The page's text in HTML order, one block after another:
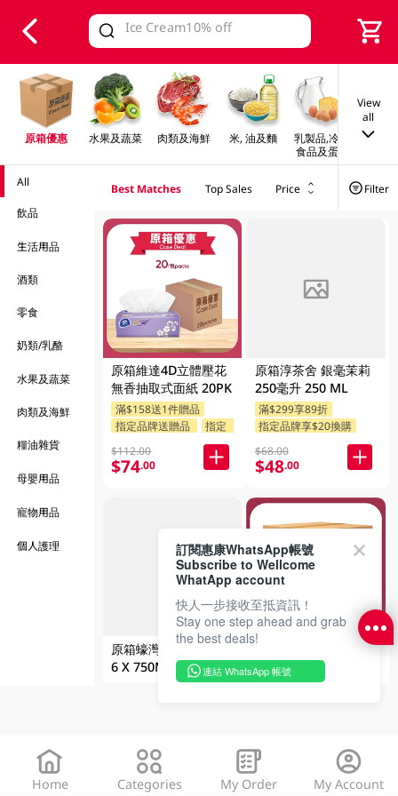
Valid Until 30 June 2026
原箱優惠 水果及蔬菜 肉類及海鮮 米, 油及麵
乳製品,冷凍
食品及蛋類
早餐
View
all
All
飲品
生活用品
酒類
零食
奶類/乳酪
水果及蔬菜
肉類及海鮮
糧油雜貨
母嬰用品
寵物用品
個人護理
Best Matches Top Sales Price Filter
原箱維達4D立體壓花
無香抽取式面紙 20PK
滿$158送1件贈品
指定品牌送贈品
指定分類送贈品
$112.00
$74.00
FAILED
原箱蠔灣蘇維翁白酒
6 X 750ML
FAILED
原箱淳茶舍 銀毫茉莉
250毫升 250 ML
滿$299享89折
指定品牌享$20換購
$68.00
$48.00
原箱生力4罐大罐裝清
啤24 x 500ML (新舊
Home Categories My Order My Account
訂閱惠康WhatsApp帳號
Subscribe to Wellcome
WhatApp account
快人一步接收至抵資訊！
Stay one step ahead and grab
the best deals!
連結 WhatsApp 帳號